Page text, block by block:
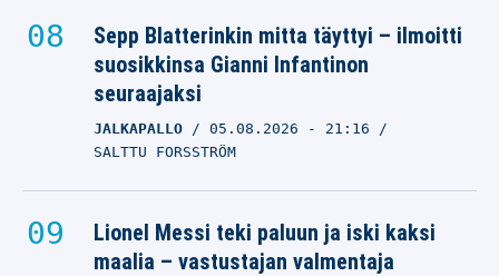
Sepp Blatterinkin mitta täyttyi – ilmoitti
suosikkinsa Gianni Infantinon
seuraajaksi
JALKAPALLO 05.08.2026 - 21:16
SALTTU FORSSTRÖM
Lionel Messi teki paluun ja iski kaksi
maalia – vastustajan valmentaja